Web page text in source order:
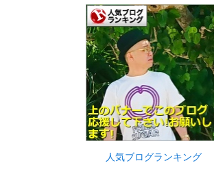
人気ブログランキング